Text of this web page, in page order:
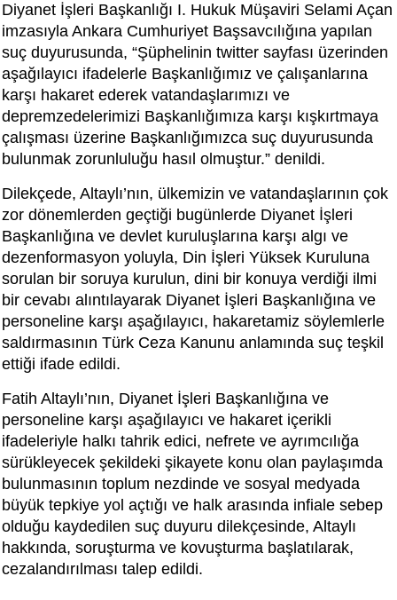
Diyanet İşleri Başkanlığı I. Hukuk Müşaviri Selami Açan
imzasıyla Ankara Cumhuriyet Başsavcılığına yapılan
suç duyurusunda, “Şüphelinin twitter sayfası üzerinden
aşağılayıcı ifadelerle Başkanlığımız ve çalışanlarına
karşı hakaret ederek vatandaşlarımızı ve
depremzedelerimizi Başkanlığımıza karşı kışkırtmaya
çalışması üzerine Başkanlığımızca suç duyurusunda
bulunmak zorunluluğu hasıl olmuştur.” denildi.
Dilekçede, Altaylı’nın, ülkemizin ve vatandaşlarının çok
zor dönemlerden geçtiği bugünlerde Diyanet İşleri
Başkanlığına ve devlet kuruluşlarına karşı algı ve
dezenformasyon yoluyla, Din İşleri Yüksek Kuruluna
sorulan bir soruya kurulun, dini bir konuya verdiği ilmi
bir cevabı alıntılayarak Diyanet İşleri Başkanlığına ve
personeline karşı aşağılayıcı, hakaretamiz söylemlerle
saldırmasının Türk Ceza Kanunu anlamında suç teşkil
ettiği ifade edildi.
Fatih Altaylı’nın, Diyanet İşleri Başkanlığına ve
personeline karşı aşağılayıcı ve hakaret içerikli
ifadeleriyle halkı tahrik edici, nefrete ve ayrımcılığa
sürükleyecek şekildeki şikayete konu olan paylaşımda
bulunmasının toplum nezdinde ve sosyal medyada
büyük tepkiye yol açtığı ve halk arasında infiale sebep
olduğu kaydedilen suç duyuru dilekçesinde, Altaylı
hakkında, soruşturma ve kovuşturma başlatılarak,
cezalandırılması talep edildi.